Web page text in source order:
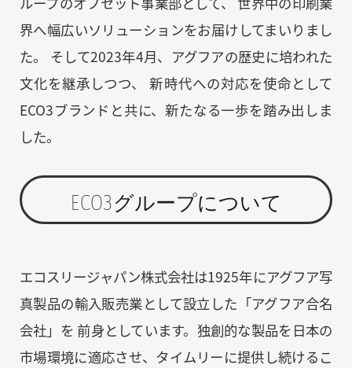
界へ幅広いソリューションをお届けしてまいりまし
た。 そして2023年4月、アグフアの歴史に培われた
文化を継承しつつ、 新時代への対応を使命として
ECO3ブランドと共に、新たなる一歩を踏み出しま
した。
ECO3グループについて
エコスリージャパン株式会社は1925年にアグフア写
真製品の輸入販売業として設立した「アグフア合名
会社」を 前身としています。独創的な製品を日本の
市場環境に適応させ、タイムリーに提供し続けるこ